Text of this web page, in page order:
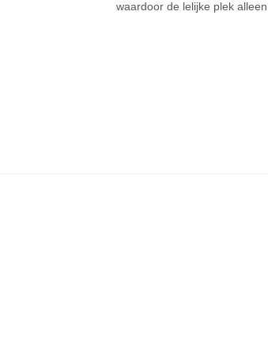
waardoor de lelijke plek